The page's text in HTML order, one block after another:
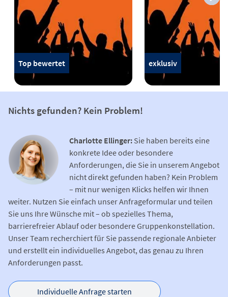
Top bewertet exklusiv
Nichts gefunden? Kein Problem!
Charlotte Ellinger: Sie haben bereits eine
konkrete Idee oder besondere
Anforderungen, die Sie in unserem Angebot
nicht direkt gefunden haben? Kein Problem
– mit nur wenigen Klicks helfen wir Ihnen
weiter. Nutzen Sie einfach unser Anfrageformular und teilen
Sie uns Ihre Wünsche mit – ob spezielles Thema,
barrierefreier Ablauf oder besondere Gruppenkonstellation.
Unser Team recherchiert für Sie passende regionale Anbieter
und erstellt ein individuelles Angebot, das genau zu Ihren
Anforderungen passt.
Individuelle Anfrage starten